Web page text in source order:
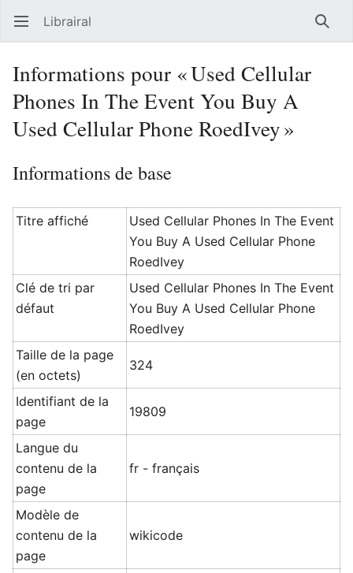
Ouvrir le menu principal Librairal
Informations pour « Used Cellular
Phones In The Event You Buy A
Used Cellular Phone RoedIvey »
Informations de base
Titre affiché
Used Cellular Phones In The Event
You Buy A Used Cellular Phone
RoedIvey
Clé de tri par
défaut
Used Cellular Phones In The Event
You Buy A Used Cellular Phone
RoedIvey
Taille de la page
(en octets)
324
Identifiant de la
page
19809
Langue du
contenu de la
page
fr - français
Modèle de
contenu de la
page
wikicode